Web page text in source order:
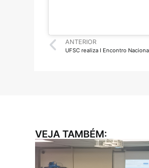
ANTERIOR
UFSC realiza I Encontro
VEJA TAMBÉM: